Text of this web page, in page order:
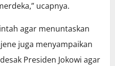
ucapnya.
agar menuntaskan
juga menyampaikan
Presiden Jokowi agar